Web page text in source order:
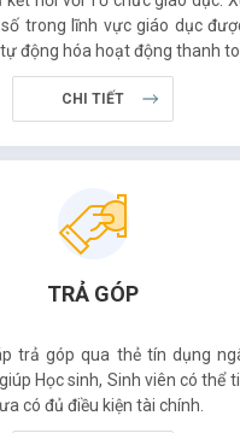
trong lĩnh vực giáo dục
động hóa hoạt động thanh
CHI TIẾT
TRẢ GÓP
trả góp qua thẻ tín dụng
Học sinh, Sinh viên có thể
có đủ điều kiện tài chính.